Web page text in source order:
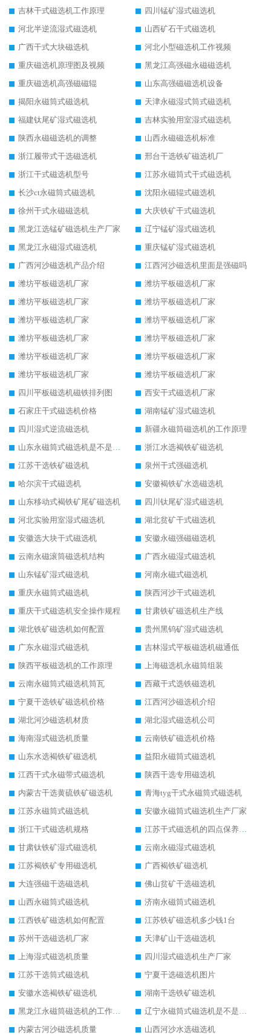
吉林干式磁选机工作原理
四川锰矿湿式磁选机
河北半逆流湿式磁选机
山西矿石干式磁选机
广西干式大块磁选机
河北小型磁选机工作视频
重庆磁选机原理图及视频
黑龙江高强磁永磁磁选机
重庆磁选机高强磁磁辊
山东高强磁磁选机设备
揭阳永磁筒式磁选机
天津永磁湿式筒式磁选机
福建钛尾矿湿式磁选机
吉林实验用室湿式磁选机
陕西永磁磁选机的调整
山西永磁磁选机标准
浙江履带式干选磁选机
邢台干选铁矿磁选机厂
浙江干式磁选机型号
江苏永磁筒式干式磁选机
长沙ct永磁筒式磁选机
沈阳永磁辊式磁选机
徐州干式永磁磁选机
大庆铁矿干式磁选机
黑龙江选锰矿磁选机生产厂家
辽宁锰矿湿式磁选机
黑龙江永磁湿式磁选机
重庆锰矿湿式磁选机
广西河沙磁选机产品介绍
江西河沙磁选机里面是强磁吗
潍坊平板磁选机厂家
潍坊平板磁选机厂家
潍坊平板磁选机厂家
潍坊平板磁选机厂家
潍坊平板磁选机厂家
潍坊平板磁选机厂家
潍坊平板磁选机厂家
潍坊平板磁选机厂家
潍坊平板磁选机厂家
潍坊平板磁选机厂家
潍坊平板磁选机厂家
潍坊平板磁选机厂家
四川平板磁选机磁铁排列图
西安干式磁选机厂家
石家庄干式磁选机价格
湖南锰矿湿式磁选机
四川湿式逆流磁选机
新疆永磁筒磁选机的工作原理
山东永磁筒式磁选机是不是强磁
浙江水选褐铁矿磁选机
江苏干选铁矿磁选机
泉州干式强磁选机
哈尔滨干式磁选机
安徽褐铁矿水选磁选机
山东移动式褐铁矿尾矿磁选机
四川钛尾矿湿式磁选机
河北实验用室湿式磁选机
湖北贫矿干式磁选机
安徽选大块干式磁选机
安徽永磁强磁磁选机
云南永磁滚筒磁选机结构
广西永磁湿式磁选机
山东锰矿湿式磁选机
河南永磁式磁选机
重庆永磁筒式磁选机
陕西河沙干式磁选机
重庆干式磁选机安全操作规程
甘肃铁矿磁选机生产线
湖北铁矿磁选机如何配置
贵州黑钨矿湿式磁选机
广东永磁湿式磁选机
吉林湿式平板磁选机磁通低
陕西平板磁选机的工作原理
上海磁选机永磁筒组装
云南永磁筒式磁选机筒瓦
西藏干式选铁磁选机
宁夏干选铁矿磁选机价格
江西河沙磁选机介绍
湖北河沙磁选机材质
湖北湿式磁选机公司
海南湿式磁选机质量
云南铁矿磁选机价格
山东水选褐铁矿磁选机
益阳永磁筒式磁选机
江西干式永磁带式磁选机
陕西干选专用磁选机
内蒙古干选黄硫铁矿磁选机
青海tyg干式永磁筒式磁选机
江苏永磁筒式磁选机
安徽永磁筒式磁选机生产厂家
浙江干式磁选机规格
江苏干式磁选机的四点保养秘籍
甘肃钛铁矿湿式磁选机
云南永磁湿式磁选机
江苏褐铁矿专用磁选机
广西褐铁矿磁选机
大连强磁干选磁选机
佛山贫矿干选磁选机
山西永磁筒式磁选机
济南永磁筒式磁选机
江西铁矿磁选机如何配置
江苏铁矿磁选机多少钱1台
苏州干选磁选机厂家
天津矿山干选磁选机
上海湿式磁选机质量
四川湿式磁选机生产厂家
江苏干选筒式磁选机
宁夏干选磁选机图片
安徽水选褐铁矿磁选机
湖南干选铁矿磁选机
黑龙江永磁筒磁选机的工作原理
辽宁永磁筒式磁选机是不是强磁
内蒙古河沙磁选机质量
山西河沙水选磁选机